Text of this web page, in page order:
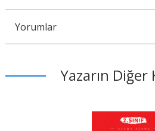
Yorumlar
Yazarın Diğer